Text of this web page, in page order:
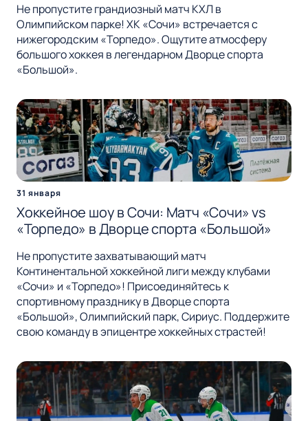
Не пропустите грандиозный матч КХЛ в
Олимпийском парке! ХК «Сочи» встречается с
нижегородским «Торпедо». Ощутите атмосферу
большого хоккея в легендарном Дворце спорта
«Большой».
31 января
Хоккейное шоу в Сочи: Матч «Сочи» vs
«Торпедо» в Дворце спорта «Большой»
Не пропустите захватывающий матч
Континентальной хоккейной лиги между клубами
«Сочи» и «Торпедо»! Присоединяйтесь к
спортивному празднику в Дворце спорта
«Большой», Олимпийский парк, Сириус. Поддержите
свою команду в эпицентре хоккейных страстей!